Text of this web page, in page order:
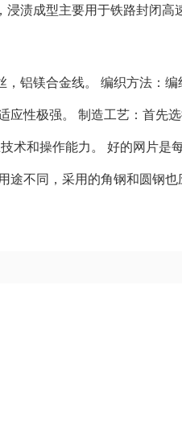
渍成型主要用于铁路封闭高
铝镁合金线。 编织方法：编
应性极强。 制造工艺：首先
术和操作能力。 好的网片是
途不同，采用的角钢和圆钢也